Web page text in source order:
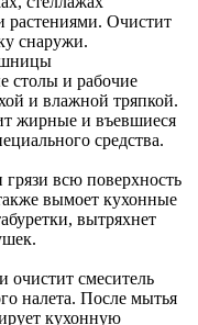
растениями. Очистит
снаружи.
столы и рабочие
и влажной тряпкой.
жирные и въевшиеся
средства.
всю поверхность
вымоет кухонные
вытряхнет
очистит смеситель
налета. После мытья
кухонную